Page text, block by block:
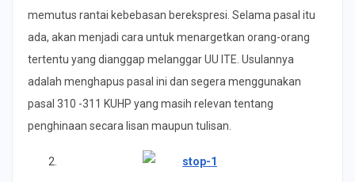
memutus rantai kebebasan berekspresi. Selama pasal itu
ada, akan menjadi cara untuk menargetkan orang-orang
tertentu yang dianggap melanggar UU ITE. Usulannya
adalah menghapus pasal ini dan segera menggunakan
pasal 310 -311 KUHP yang masih relevan tentang
penghinaan secara lisan maupun tulisan.